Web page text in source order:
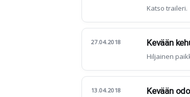
Katso traileri.
27.04.2018 Kevään
Hiljainen
13.04.2018 Kevään